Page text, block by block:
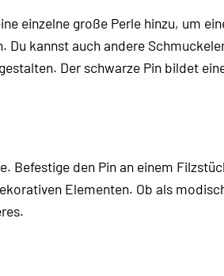
einzelne große Perle hinzu, um
kannst auch andere
Der schwarze Pin bildet
Befestige den Pin an einem
Elementen. Ob als